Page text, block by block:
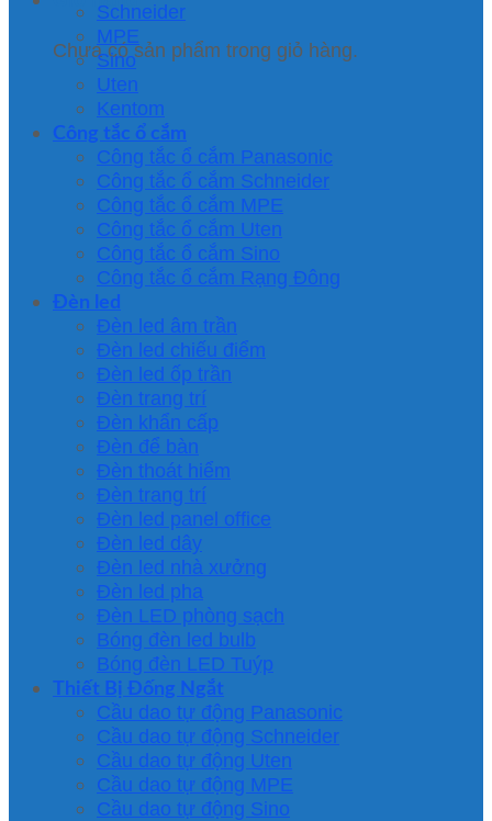
Chưa có sản phẩm trong giỏ hàng.
Schneider
MPE
Sino
Uten
Kentom
Công tắc ổ cắm
Công tắc ổ cắm Panasonic
Công tắc ổ cắm Schneider
Công tắc ổ cắm MPE
Công tắc ổ cắm Uten
Công tắc ổ cắm Sino
Công tắc ổ cắm Rạng Đông
Đèn led
Đèn led âm trần
Đèn led chiếu điểm
Đèn led ốp trần
Đèn trang trí
Đèn khẩn cấp
Đèn để bàn
Đèn thoát hiểm
Đèn trang trí
Đèn led panel office
Đèn led dây
Đèn led nhà xưởng
Đèn led pha
Đèn LED phòng sạch
Bóng đèn led bulb
Bóng đèn LED Tuýp
Thiết Bị Đống Ngắt
Cầu dao tự động Panasonic
Cầu dao tự động Schneider
Cầu dao tự động Uten
Cầu dao tự động MPE
Cầu dao tự động Sino